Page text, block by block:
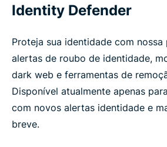
Identity Defender
Proteja sua identidade com
alertas de roubo de identidade,
dark web e ferramentas de
Disponível atualmente apenas
com novos alertas identidade e
breve.